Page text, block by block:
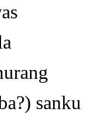
sanku